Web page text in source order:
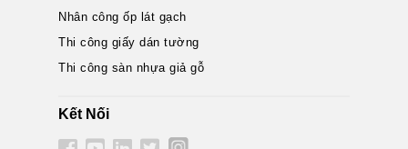
Nhân công ốp lát gạch
Thi công giấy dán tường
Thi công sàn nhựa giả gỗ
Kết Nối